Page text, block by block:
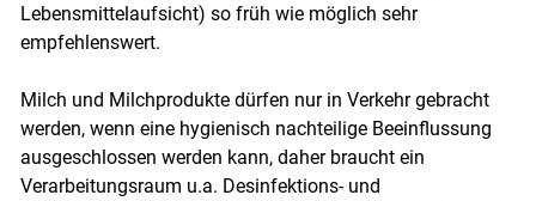
Lebensmittelaufsicht) so früh wie möglich sehr
empfehlenswert.
Milch und Milchprodukte dürfen nur in Verkehr gebracht
werden, wenn eine hygienisch nachteilige Beeinflussung
ausgeschlossen werden kann, daher braucht ein
Verarbeitungsraum u.a. Desinfektions- und